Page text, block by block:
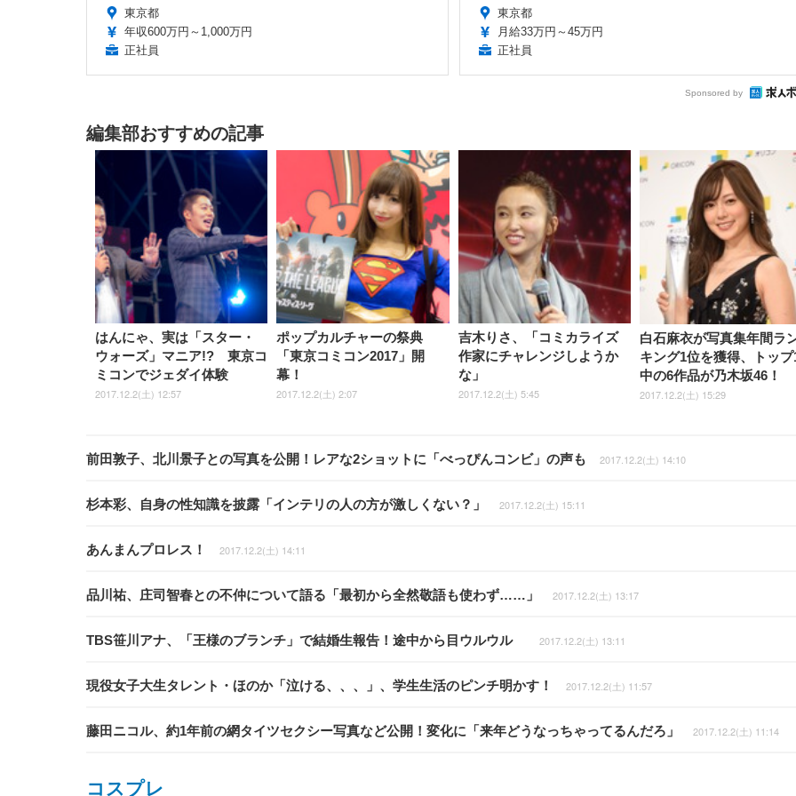
東京都
年収600万円～1,000万円
正社員
東京都
月給33万円～45万円
正社員
Sponsored by
編集部おすすめの記事
はんにゃ、実は「スター・
ウォーズ」マニア!? 東京コ
ミコンでジェダイ体験
2017.12.2(土) 12:57
ポップカルチャーの祭典
「東京コミコン2017」開
幕！
2017.12.2(土) 2:07
吉木りさ、「コミカライズ
作家にチャレンジしようか
な」
2017.12.2(土) 5:45
白石麻衣が写真集年間ラ
キング1位を獲得、トップ
中の6作品が乃木坂46！
2017.12.2(土) 15:29
前田敦子、北川景子との写真を公開！レアな2ショットに「べっぴんコンビ」の声も 2017.12.2(土) 14:10
杉本彩、自身の性知識を披露「インテリの人の方が激しくない？」 2017.12.2(土) 15:11
あんまんプロレス！ 2017.12.2(土) 14:11
品川祐、庄司智春との不仲について語る「最初から全然敬語も使わず……」 2017.12.2(土) 13:17
TBS笹川アナ、「王様のブランチ」で結婚生報告！途中から目ウルウル 2017.12.2(土) 13:11
現役女子大生タレント・ほのか「泣ける、、、」、学生生活のピンチ明かす！ 2017.12.2(土) 11:57
藤田ニコル、約1年前の網タイツセクシー写真など公開！変化に「来年どうなっちゃってるんだろ」 2017.12.2(土) 11:14
コスプレ